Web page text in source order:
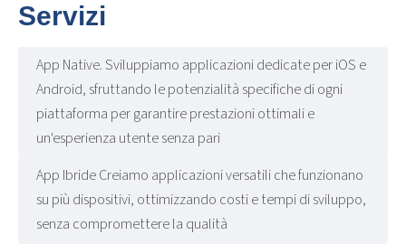
Servizi
App Native. Sviluppiamo applicazioni dedicate per iOS e
Android, sfruttando le potenzialità specifiche di ogni
piattaforma per garantire prestazioni ottimali e
un'esperienza utente senza pari
App Ibride Creiamo applicazioni versatili che funzionano
su più dispositivi, ottimizzando costi e tempi di sviluppo,
senza compromettere la qualità